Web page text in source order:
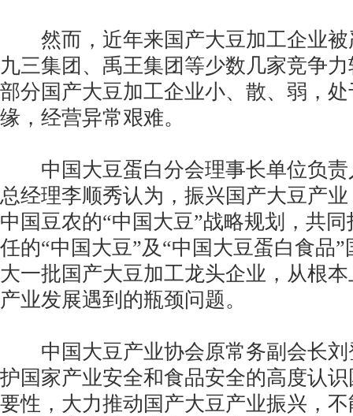
然而，近年来国产大豆加工企业被
九三集团、禹王集团等少数几家竞争
部分国产大豆加工企业小、散、弱，
缘，经营异常艰难。
中国大豆蛋白分会理事长单位负责
总经理李顺秀认为，振兴国产大豆产
中国豆农的“中国大豆”战略规划，共
任的“中国大豆”及“中国大豆蛋白食品
大一批国产大豆加工龙头企业，从根
产业发展遇到的瓶颈问题。
中国大豆产业协会原常务副会长刘
护国家产业安全和食品安全的高度认
要性，大力推动国产大豆产业振兴，